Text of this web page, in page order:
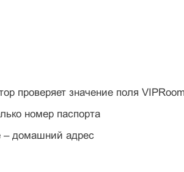
проверяет значение поля
номер паспорта
– домашний адрес